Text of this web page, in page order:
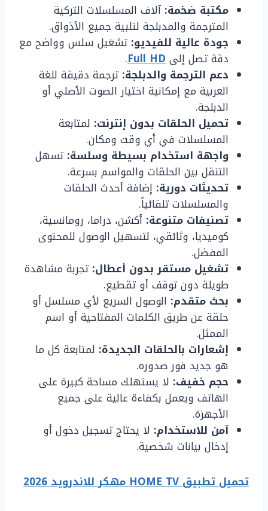
مكتبة ضخمة:آلاف المسلسلات التركية
المترجمة والمدبلجة لتلبية جميع الأذواق.
جودة عالية للفيديو: تشغيل سلس وواضح مع
دقة تصل إلىFull HD
.
دعم الترجمة والدبلجة: ترجمة دقيقة للغة
العربية مع إمكانية اختيار الصوت الأصلي أو
الدبلجة.
تحميل الحلقات بدون إنترنت: لمتابعة
المسلسلات في أي وقت ومكان.
واجهة استخدام بسيطة وسلسة: تسهل
التنقل بين الحلقات والمواسم بسرعة.
تحديثات دورية: إضافة أحدث الحلقات
والمسلسلات تلقائياً.
تصنيفات متنوعة: أكشن، دراما، رومانسية،
كوميديا، وثائقي، لتسهيل الوصول للمحتوى
المفضل.
تشغيل مستقر بدون أعطال: تجربة مشاهدة
طويلة دون توقف أو تقطيع.
بحث متقدم: الوصول السريع لأي مسلسل أو
حلقة عن طريق الكلمات المفتاحية أو اسم
الممثل.
إشعارات بالحلقات الجديدة: لمتابعة كل ما
هو جديد فور صدوره.
حجم خفيف: لا يستهلك مساحة كبيرة على
الهاتف ويعمل بكفاءة عالية على جميع
الأجهزة.
آمن للاستخدام: لا يحتاج تسجيل دخول أو
إدخال بيانات شخصية.
تحميل تطبيق HOME TV مهكر للاندرويد 2026